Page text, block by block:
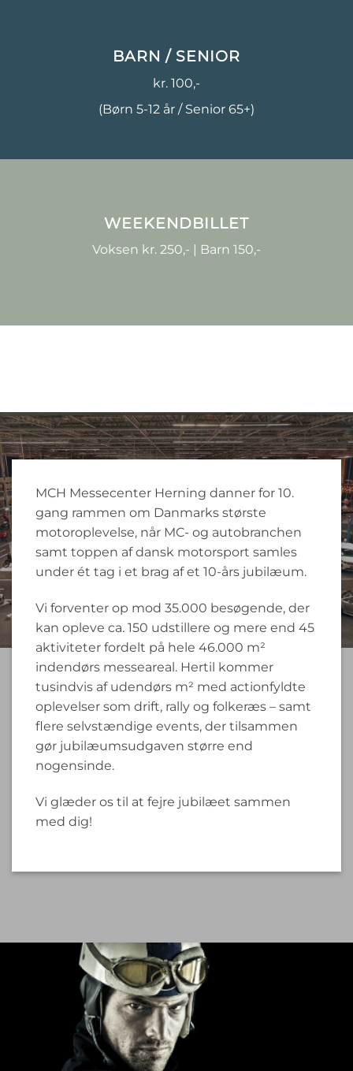
BARN / SENIOR
kr. 100,-
(Børn 5-12 år / Senior 65+)
WEEKENDBILLET
Voksen kr. 250,- | Barn 150,-
MCH Messecenter Herning danner for 10.
gang rammen om Danmarks største
motoroplevelse, når MC- og autobranchen
samt toppen af dansk motorsport samles
under ét tag i et brag af et 10-års jubilæum.
Vi forventer op mod 35.000 besøgende, der
kan opleve ca. 150 udstillere og mere end 45
aktiviteter fordelt på hele 46.000 m²
indendørs messeareal. Hertil kommer
tusindvis af udendørs m² med actionfyldte
oplevelser som drift, rally og folkeræs – samt
flere selvstændige events, der tilsammen
gør jubilæumsudgaven større end
nogensinde.
Vi glæder os til at fejre jubilæet sammen
med dig!